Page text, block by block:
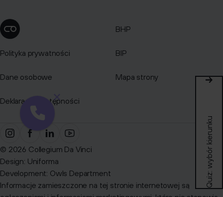
Quiz: wybór kierunku
Zmień ustawienia cookies
Polityka prywatności
Dane osobowe
Deklaracja dostępności
BHP
BIP
Mapa strony
© 2026 Collegium Da Vinci
Design: Uniforma
Development: Owls Department
Informacje zamieszczone na tej stronie internetowej są